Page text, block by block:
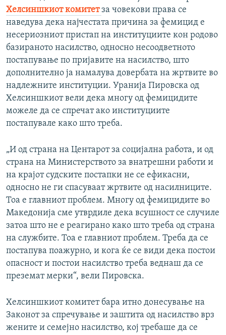
Хелсиншкиот комитетза човекови права се
наведува дека најчестата причина за фемицид е
несериозниот пристап на институциите кон родово
базираното насилство, односно несоодветното
постапување по пријавите на насилство, што
дополнително ја намалува довербата на жртвите во
надлежните институции. Уранија Пировска од
Хелсиншкиот вели дека многу од фемицидите
можеле да се спречат ако институциите
постапувале како што треба.
„И од страна на Центарот за социјална работа, и од
страна на Министерството за внатрешни работи и
на крајот судските постапки не се ефикасни,
односно не ги спасуваат жртвите од насилниците.
Тоа е главниот проблем. Многу од фемицидите во
Македонија сме утврдиле дека всушност се случиле
затоа што не е реагирано како што треба од страна
на службите. Тоа е главниот проблем. Треба да се
постапува поажурно, и кога ќе се види дека постои
опасност и постои насилство треба веднаш да се
преземат мерки“, вели Пировска.
Хелсиншкиот комитет бара итно донесување на
Законот за спречување и заштита од насилство врз
жените и семејно насилство, кој требаше да се